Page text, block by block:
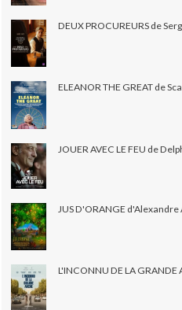
DEUX PROCUREURS de
ELEANOR THE GREAT de
JOUER AVEC LE FEU de
JUS D'ORANGE
L'INCONNU DE LA